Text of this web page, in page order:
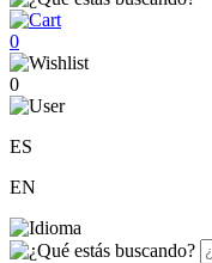
0
0
ES
EN